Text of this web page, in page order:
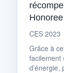
CES 2023
Grâce à
facilement